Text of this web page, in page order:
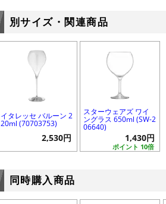
別サイズ・関連商品
イタレッセ バルーン 2
20ml (70703753)
2,530円
スターウェアズ ワイ
ングラス 650ml (SW-2
06640)
ポイント 10倍
1,430円
同時購入商品